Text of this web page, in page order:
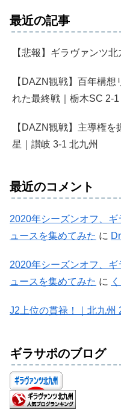
最近の記事
【悲報】ギラヴァンツ
【DAZN観戦】百年構
れた最終戦｜栃木SC 2-
【DAZN観戦】主導権
星｜讃岐 3-1 北九州
最近のコメント
2020年シーズンオフ、
ュースを集めてみた に
2020年シーズンオフ、
ュースを集めてみた に
J2上位の貫禄！｜北九州
ギラサポのブログ